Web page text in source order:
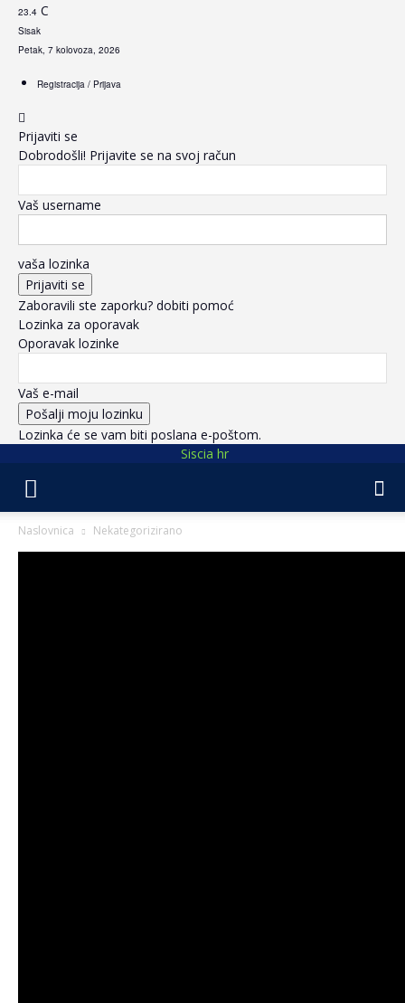
23.4 C
Sisak
Petak, 7 kolovoza, 2026
Registracija / Prijava
Prijaviti se
Dobrodošli! Prijavite se na svoj račun
Vaš username
vaša lozinka
Zaboravili ste zaporku? dobiti pomoć
Lozinka za oporavak
Oporavak lozinke
Vaš e-mail
Lozinka će se vam biti poslana e-poštom.
Siscia hr
Naslovnica Nekategorizirano